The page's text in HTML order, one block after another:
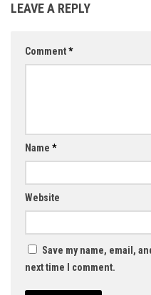
LEAVE A REPLY
Comment*
Name *
Website
Save my name, email,
next time I comment.